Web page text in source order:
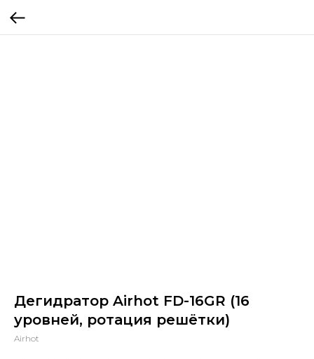
Дегидратор Airhot FD-16GR (16
уровней, ротация решётки)
Airhot